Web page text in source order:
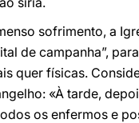
sofrimento, a
de campanha”,
quer físicas.
«À tarde,
os enfermos e